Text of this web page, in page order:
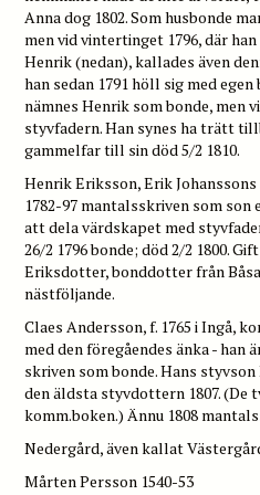
Anna dog 1802. Som husbonde
men vid vintertinget 1796, där
Henrik (nedan), kallades även
han sedan 1791 höll sig med
nämnes Henrik som bonde, men
styvfadern. Han synes ha trätt
gammelfar till sin död 5/2 1810.
Henrik Eriksson, Erik Johanssons
1782-97 mantalsskriven som
att dela värdskapet med
26/2 1796 bonde; död 2/2 1800.
Eriksdotter, bonddotter från
nästföljande.
Claes Andersson, f. 1765 i Ingå,
med den föregåendes änka - han
skriven som bonde. Hans styvson
den äldsta styvdottern 1807. (De
komm.boken.) Ännu 1808
Nedergård, även kallat
Mårten Persson 1540-53